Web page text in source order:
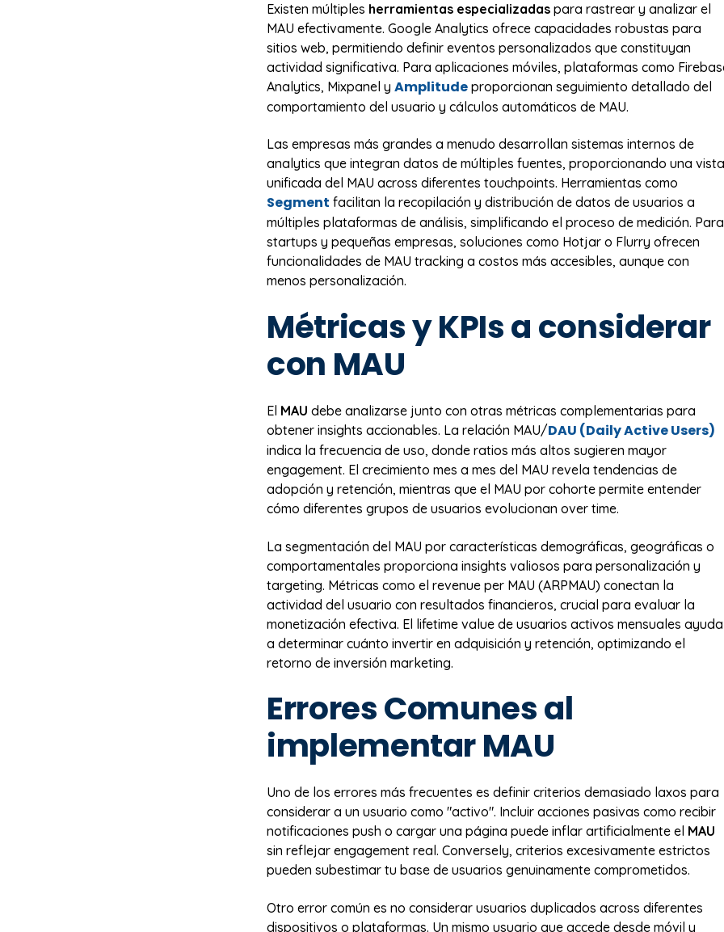
Existen múltiples herramientas especializadas para rastrear y analizar el
MAU efectivamente. Google Analytics ofrece capacidades robustas para
sitios web, permitiendo definir eventos personalizados que constituyan
actividad significativa. Para aplicaciones móviles, plataformas como
Analytics, Mixpanel y Amplitude proporcionan seguimiento detallado del
comportamiento del usuario y cálculos automáticos de MAU.
Las empresas más grandes a menudo desarrollan sistemas internos de
analytics que integran datos de múltiples fuentes, proporcionando una vista
unificada del MAU across diferentes touchpoints. Herramientas como
Segment facilitan la recopilación y distribución de datos de usuarios a
múltiples plataformas de análisis, simplificando el proceso de medición. Para
startups y pequeñas empresas, soluciones como Hotjar o Flurry ofrecen
funcionalidades de MAU tracking a costos más accesibles, aunque con
menos personalización.
Métricas y KPIs a considerar
con MAU
El MAU debe analizarse junto con otras métricas complementarias para
obtener insights accionables. La relación MAU/DAU (Daily Active Users)
indica la frecuencia de uso, donde ratios más altos sugieren mayor
engagement. El crecimiento mes a mes del MAU revela tendencias de
adopción y retención, mientras que el MAU por cohorte permite entender
cómo diferentes grupos de usuarios evolucionan over time.
La segmentación del MAU por características demográficas, geográficas o
comportamentales proporciona insights valiosos para personalización y
targeting. Métricas como el revenue per MAU (ARPMAU) conectan la
actividad del usuario con resultados financieros, crucial para evaluar la
monetización efectiva. El lifetime value de usuarios activos mensuales ayuda
a determinar cuánto invertir en adquisición y retención, optimizando el
retorno de inversión marketing.
Errores Comunes al
implementar MAU
Uno de los errores más frecuentes es definir criterios demasiado laxos para
considerar a un usuario como "activo". Incluir acciones pasivas como recibir
notificaciones push o cargar una página puede inflar artificialmente el MAU
sin reflejar engagement real. Conversely, criterios excesivamente estrictos
pueden subestimar tu base de usuarios genuinamente comprometidos.
Otro error común es no considerar usuarios duplicados across diferentes
dispositivos o plataformas. Un mismo usuario que accede desde móvil y